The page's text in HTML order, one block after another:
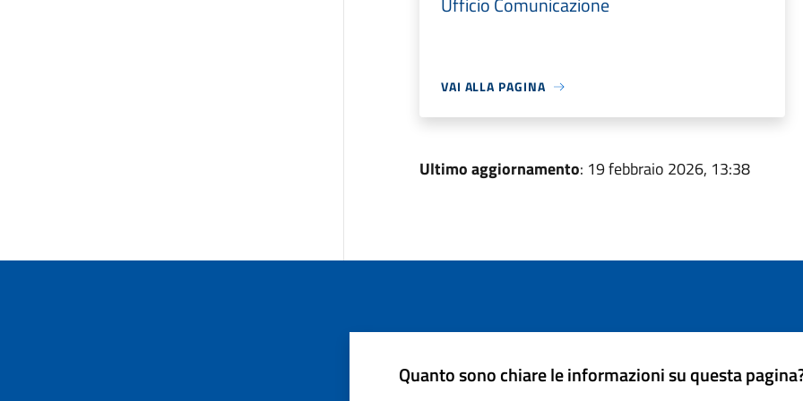
VAI ALLA PAGINA
Ultimo aggiornamento: 19 febbraio 2026, 13:38
Quanto sono chiare le informazioni su questa